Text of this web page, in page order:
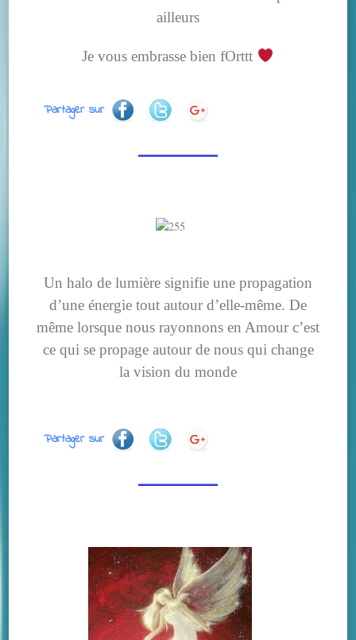
ailleurs
Je vous embrasse bien fOrttt
Partager sur
Un halo de lumière signifie une propagation
d’une énergie tout autour d’elle-même. De
même lorsque nous rayonnons en Amour c’est
ce qui se propage autour de nous qui change
la vision du monde
Partager sur